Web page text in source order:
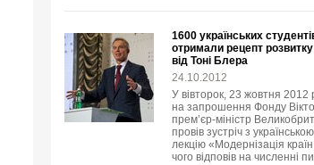
1600 українських
отримали рецепт розвитку
від Тоні Блера
24.10.2012
У вівторок, 23 жовтня 2012
на запрошення Фонду
прем’єр-міністр
провів зустріч з
лекцію «Модернізація країн
чого відповів на численні